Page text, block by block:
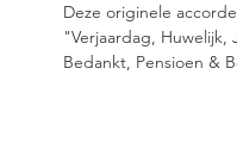
Deze originele
"Verjaardag,
Bedankt, Pensioen &